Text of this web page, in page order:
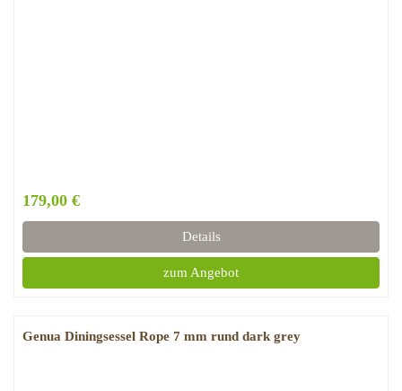
179,00 €
Details
zum Angebot
Genua Diningsessel Rope 7 mm rund dark grey